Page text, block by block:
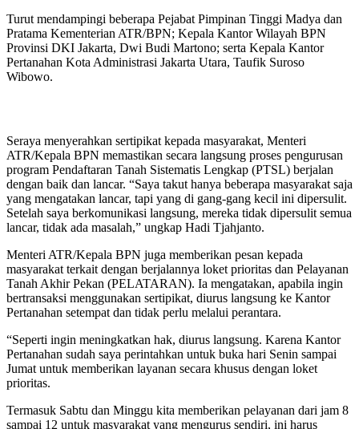
Turut mendampingi beberapa Pejabat Pimpinan Tinggi Madya dan
Pratama Kementerian ATR/BPN; Kepala Kantor Wilayah BPN
Provinsi DKI Jakarta, Dwi Budi Martono; serta Kepala Kantor
Pertanahan Kota Administrasi Jakarta Utara, Taufik Suroso
Wibowo.
Seraya menyerahkan sertipikat kepada masyarakat, Menteri
ATR/Kepala BPN memastikan secara langsung proses pengurusan
program Pendaftaran Tanah Sistematis Lengkap (PTSL) berjalan
dengan baik dan lancar. “Saya takut hanya beberapa masyarakat saja
yang mengatakan lancar, tapi yang di gang-gang kecil ini dipersulit.
Setelah saya berkomunikasi langsung, mereka tidak dipersulit semua
lancar, tidak ada masalah,” ungkap Hadi Tjahjanto.
Menteri ATR/Kepala BPN juga memberikan pesan kepada
masyarakat terkait dengan berjalannya loket prioritas dan Pelayanan
Tanah Akhir Pekan (PELATARAN). Ia mengatakan, apabila ingin
bertransaksi menggunakan sertipikat, diurus langsung ke Kantor
Pertanahan setempat dan tidak perlu melalui perantara.
“Seperti ingin meningkatkan hak, diurus langsung. Karena Kantor
Pertanahan sudah saya perintahkan untuk buka hari Senin sampai
Jumat untuk memberikan layanan secara khusus dengan loket
prioritas.
Termasuk Sabtu dan Minggu kita memberikan pelayanan dari jam 8
sampai 12 untuk masyarakat yang mengurus sendiri, ini harus